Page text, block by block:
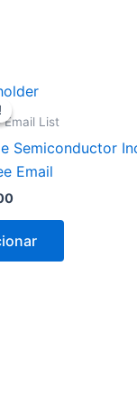
Email List
Semiconductor
Email
O
preço
atual
$300.